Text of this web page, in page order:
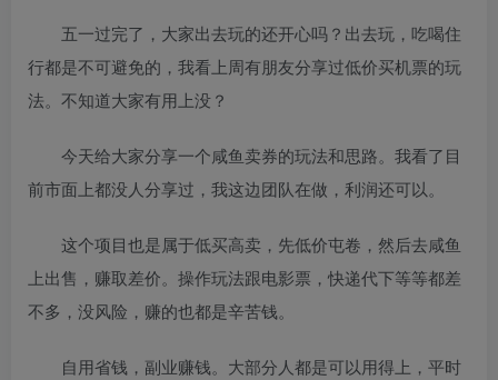
五一过完了，大家出去玩的还开心吗？出去玩，吃喝住
行都是不可避免的，我看上周有朋友分享过低价买机票的玩
法。不知道大家有用上没？
今天给大家分享一个咸鱼卖券的玩法和思路。我看了目
前市面上都没人分享过，我这边团队在做，利润还可以。
这个项目也是属于低买高卖，先低价屯卷，然后去咸鱼
上出售，赚取差价。操作玩法跟电影票，快递代下等等都差
不多，没风险，赚的也都是辛苦钱。
自用省钱，副业赚钱。大部分人都是可以用得上，平时